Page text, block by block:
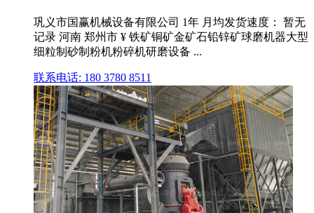
巩义市国赢机械设备有限公司 1年 月均发货速度： 暂无
记录 河南 郑州市 ¥ 铁矿铜矿金矿石铅锌矿球磨机器大型
细粒制砂制粉机粉碎机研磨设备 ...
联系电话: 180 3780 8511